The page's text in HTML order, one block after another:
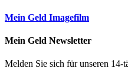
Mein Geld Imagefilm
Mein Geld Newsletter
Melden Sie sich für unseren 14-